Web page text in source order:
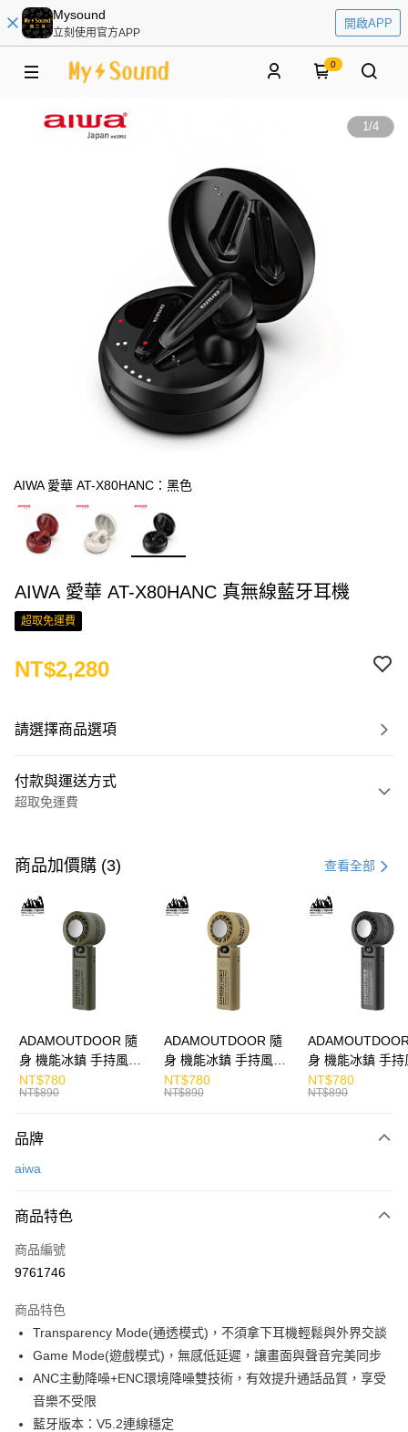
Mysound
立刻使用官方APP
開啟APP
0
1/4
AIWA 愛華 AT-X80HANC：黑色
AIWA 愛華 AT-X80HANC 真無線藍牙耳機
超取免運費
NT$2,280
請選擇商品選項
付款與運送方式
超取免運費
信用卡一次付款
LINE Pay
Apple Pay
運送方式
免運費
付款後7-11取貨
宅配
每筆NT$130，滿NT$399(含以上)免運費
商品加價購 (3) 查看全部
ADAMOUTDOOR 隨
身 機能冰鎮 手持風扇
掛繩
NT$780
NT$890
ADAMOUTDOOR 隨
身 機能冰鎮 手持風扇
掛繩
NT$780
NT$890
身 機能冰鎮 手持
掛繩
NT$780
NT$890
品牌
aiwa
商品特色
商品編號
9761746
商品特色
Transparency Mode(通透模式)，不須拿下耳機輕鬆與外界交談
Game Mode(遊戲模式)，無感低延遲，讓畫面與聲音完美同步
ANC主動降噪+ENC環境降噪雙技術，有效提升通話品質，享受
音樂不受限
藍牙版本：V5.2連線穩定